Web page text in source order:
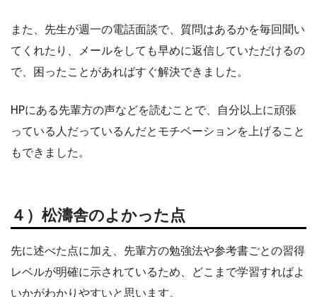
また、先生が週一の電話面談で、質問はあるかを毎回聞い
てくれたり、メールをしても早めに返信していただけるの
で、困ったことがあればすぐ解決できました。
HPにある先輩方の声などを読むことで、自分以上に頑張
っている人だっているんだとモチベーションを上げること
もできました。
４）松濤舎のよかった点
先に述べた点に加え、先輩方の勉強法や参考書ごとの習得
レベルが明確に示されているため、どこまで学習すればよ
いかがわかりやすいと思います。